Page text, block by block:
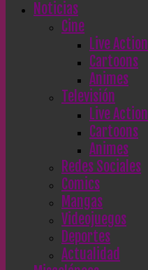
Noticias
Cine
Live Action
Cartoons
Animes
Televisión
Live Action
Cartoons
Animes
Redes Sociales
Comics
Mangas
Videojuegos
Deportes
Actualidad